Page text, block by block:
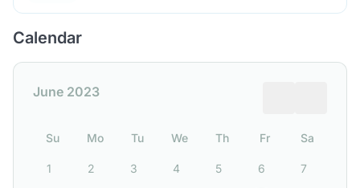
Calendar
June 2023
Su Mo Tu We Th Fr Sa
1 2 3 4 5 6 7